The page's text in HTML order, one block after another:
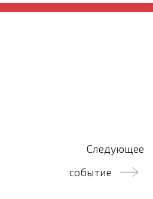
Следующее
событие